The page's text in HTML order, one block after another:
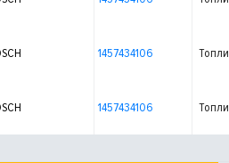
1457434106
1457434106